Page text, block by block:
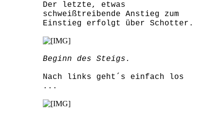
Der letzte, etwas
schweißtreibende Anstieg zum
Einstieg erfolgt über Schotter.
Beginn des Steigs.
Nach links geht´s einfach los
...